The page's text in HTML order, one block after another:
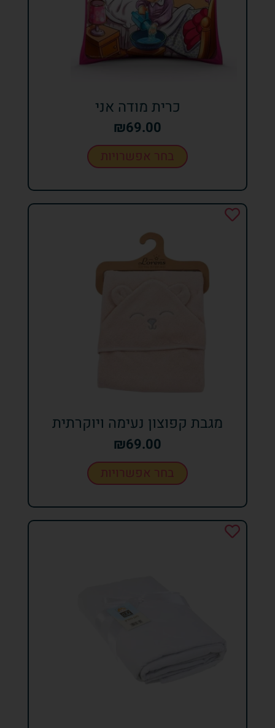
כרית מודה אני
₪69.00
בחר אפשרויות
מגבת קפוצון נעימה ויוקרתית
₪69.00
בחר אפשרויות